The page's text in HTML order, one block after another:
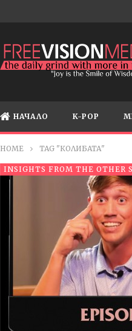
НАЧАЛО K-POP
HOME TAG "КОЛИБАТА"
INSIGHTS FROM THE OTHER